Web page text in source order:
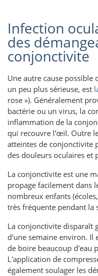
Infection
des
conjonctivite
Une autre cause possible
un peu plus sérieuse, est
rose »). Généralement
bactérie ou un virus, la
inflammation de la
qui recouvre l'œil. Outre
atteintes de conjonctivite
des douleurs oculaires et
La conjonctivite est une
propage facilement dans
nombreux enfants
très fréquente pendant la
La conjonctivite disparaît
d'une semaine environ. Il
de boire beaucoup d'eau
L'application de
également soulager les